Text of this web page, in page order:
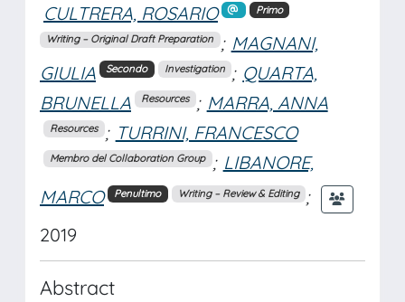
CULTRERA, ROSARIO Primo
Writing – Original Draft Preparation ; MAGNANI,
GIULIA
Secondo Investigation ; QUARTA,
BRUNELLA
Resources ; MARRA, ANNA
Resources ; TURRINI, FRANCESCO
Membro del Collaboration Group ; LIBANORE,
MARCO
Penultimo Writing – Review & Editing ;
2019
Abstract